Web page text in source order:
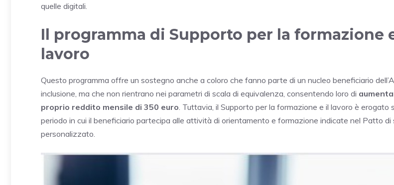
quelle digitali.
Il programma di Supporto per la formazione
lavoro
Questo programma offre un sostegno anche a coloro che fanno parte di un nucleo beneficiario
inclusione, ma che non rientrano nei parametri di scala di equivalenza, consentendo loro di
proprio reddito mensile di 350 euro. Tuttavia, il Supporto per la formazione e il lavoro è erogato
periodo in cui il beneficiario partecipa alle attività di orientamento e formazione indicate nel Patto di
personalizzato.